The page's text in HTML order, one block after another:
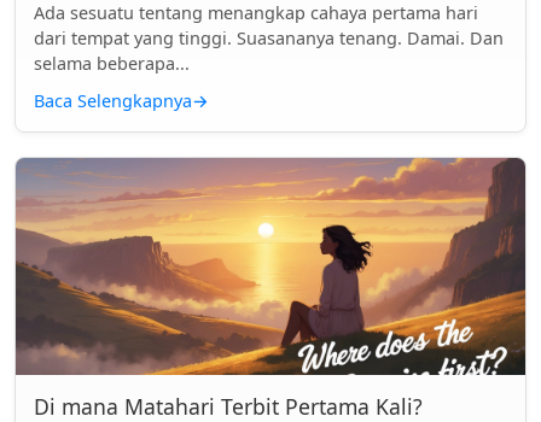
Ada sesuatu tentang menangkap cahaya pertama hari
dari tempat yang tinggi. Suasananya tenang. Damai. Dan
selama beberapa...
Baca Selengkapnya→
Di mana Matahari Terbit Pertama Kali?